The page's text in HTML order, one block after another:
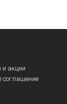
и акции
соглашение